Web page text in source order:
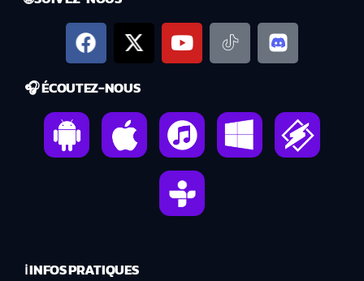
🎧 ÉCOUTEZ-NOUS
ℹ️ INFOS PRATIQUES